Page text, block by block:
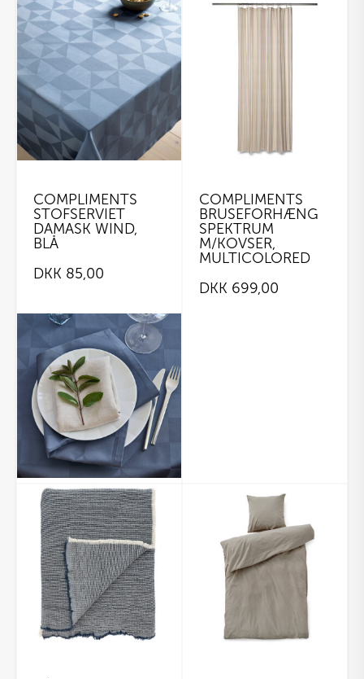
COMPLIMENTS
STOFSERVIET
DAMASK WIND,
BLÅ
DKK 85,00
COMPLIMENTS
BRUSEFORHÆNG
SPEKTRUM
M/KOVSER,
MULTICOLORED
DKK 699,00